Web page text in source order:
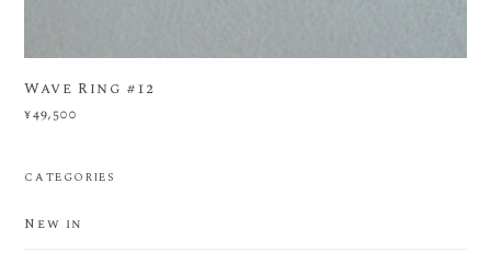
Wave Ring #12
¥49,500
CATEGORIES
New in